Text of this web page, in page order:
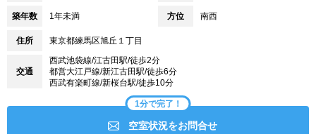
築年数 1年未満 方位 南西
住所 東京都練馬区旭丘１丁目
交通
西武池袋線/江古田駅/徒歩2分
都営大江戸線/新江古田駅/徒歩6分
西武有楽町線/新桜台駅/徒歩10分
1分で完了！
空室状況をお問合せ